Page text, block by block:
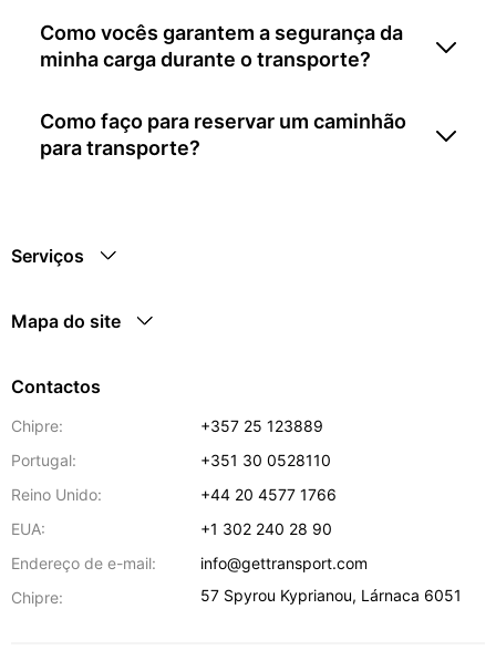
Como vocês garantem a segurança da
minha carga durante o transporte?
Como faço para reservar um caminhão
para transporte?
Serviços
Mapa do site
Contactos
Chipre:
+357 25 123889
Portugal:
+351 30 0528110
Reino Unido:
+44 20 4577 1766
EUA:
+1 302 240 28 90
Endereço de e-mail:
info@gettransport.com
Chipre:
57 Spyrou Kyprianou, Lárnaca 6051